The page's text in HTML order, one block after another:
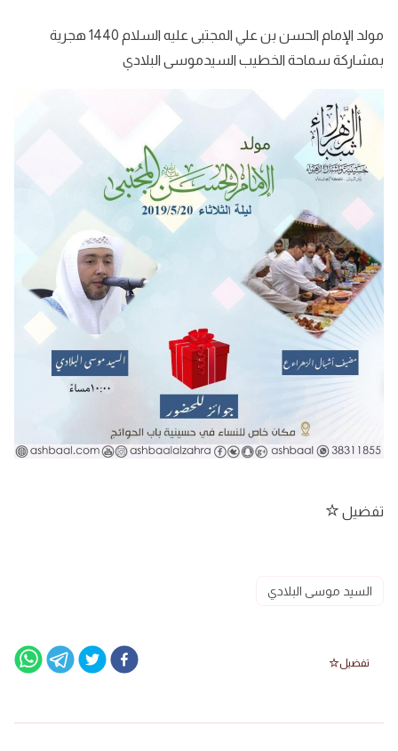
مولد الإمام الحسن بن علي المجتبى عليه السلام 1440 هجرية
بمشاركة سماحة الخطيب السيدموسى البلادي
تفضيل
السيد موسى البلادي
تفضيل